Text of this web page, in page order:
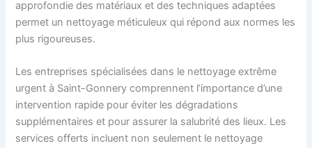
approfondie des matériaux et des techniques adaptées
permet un nettoyage méticuleux qui répond aux normes les
plus rigoureuses.
Les entreprises spécialisées dans le nettoyage extrême
urgent à Saint-Gonnery comprennent l’importance d’une
intervention rapide pour éviter les dégradations
supplémentaires et pour assurer la salubrité des lieux. Les
services offerts incluent non seulement le nettoyage